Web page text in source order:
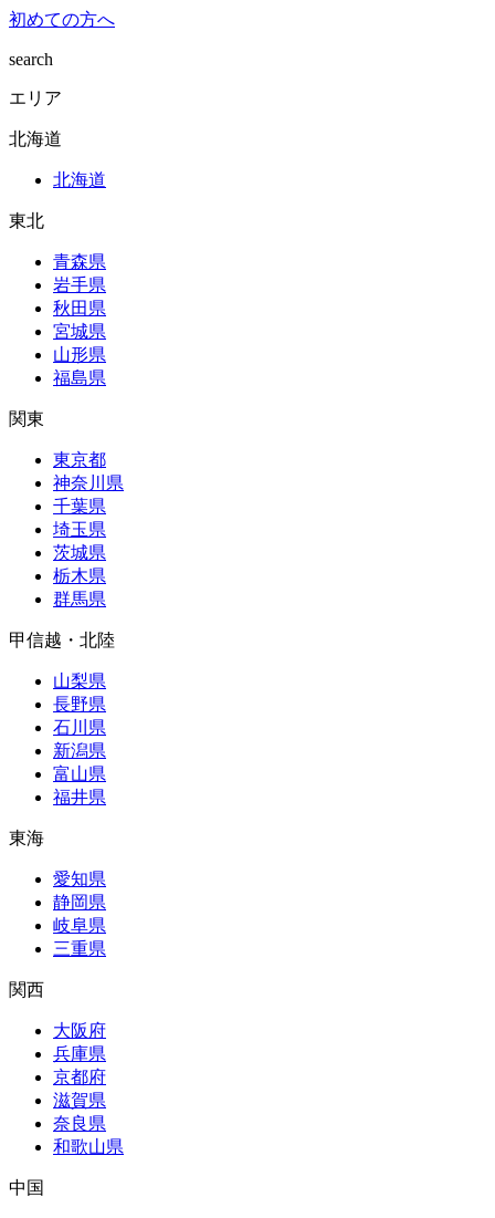
初めての方へ
search
エリア
北海道
北海道
東北
青森県
岩手県
秋田県
宮城県
山形県
福島県
関東
東京都
神奈川県
千葉県
埼玉県
茨城県
栃木県
群馬県
甲信越・北陸
山梨県
長野県
石川県
新潟県
富山県
福井県
東海
愛知県
静岡県
岐阜県
三重県
関西
大阪府
兵庫県
京都府
滋賀県
奈良県
和歌山県
中国